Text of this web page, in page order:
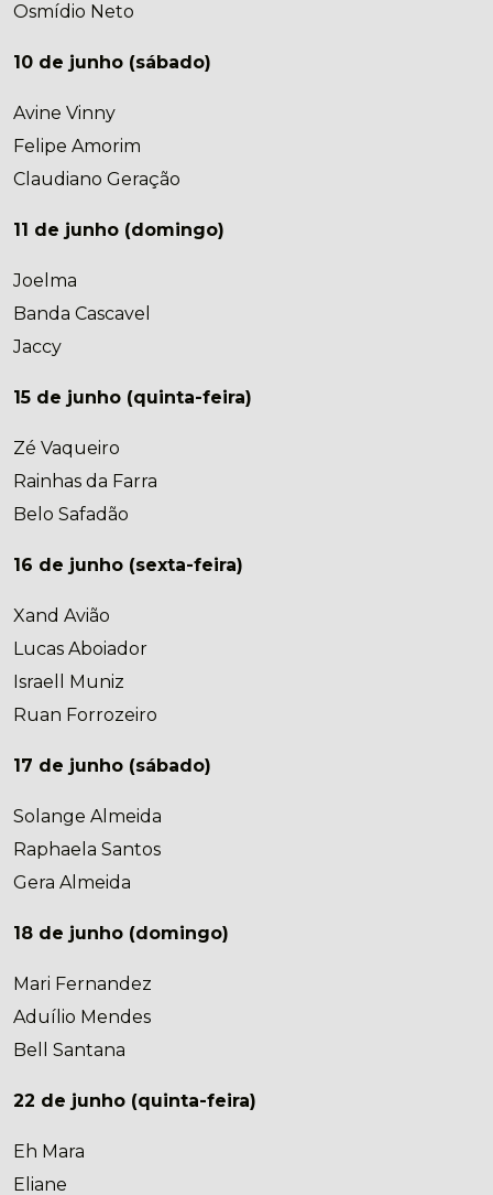
Osmídio Neto
10 de junho (sábado)
Avine Vinny
Felipe Amorim
Claudiano Geração
11 de junho (domingo)
Joelma
Banda Cascavel
Jaccy
15 de junho (quinta-feira)
Zé Vaqueiro
Rainhas da Farra
Belo Safadão
16 de junho (sexta-feira)
Xand Avião
Lucas Aboiador
Israell Muniz
Ruan Forrozeiro
17 de junho (sábado)
Solange Almeida
Raphaela Santos
Gera Almeida
18 de junho (domingo)
Mari Fernandez
Aduílio Mendes
Bell Santana
22 de junho (quinta-feira)
Eh Mara
Eliane